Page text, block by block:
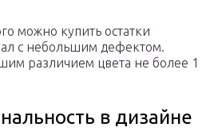
можно купить остатки
с небольшим дефектом.
различием цвета не более 1
в дизайне